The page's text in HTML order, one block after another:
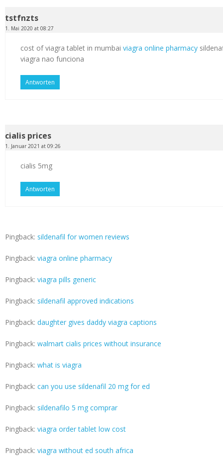
tstfnzts
1. Mai 2020 at 08:27
cost of viagra tablet in mumbai viagra online pharmacy
viagra nao funciona
Antworten
cialis prices
1. Januar 2021 at 09:26
cialis 5mg
Antworten
Pingback: sildenafil for women reviews
Pingback: viagra online pharmacy
Pingback: viagra pills generic
Pingback: sildenafil approved indications
Pingback: daughter gives daddy viagra captions
Pingback: walmart cialis prices without insurance
Pingback: what is viagra
Pingback: can you use sildenafil 20 mg for ed
Pingback: sildenafilo 5 mg comprar
Pingback: viagra order tablet low cost
Pingback: viagra without ed south africa